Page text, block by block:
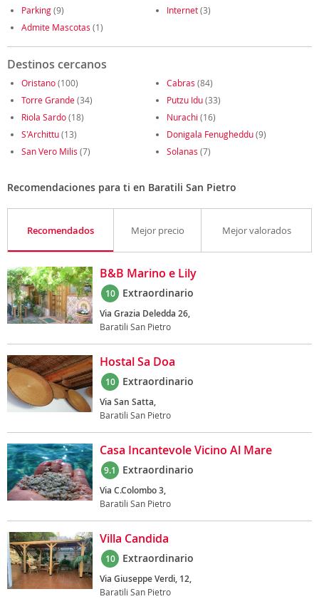
Parking(9) Internet(3)
Admite Mascotas (1)
Destinos cercanos
Oristano(100) Cabras (84)
Torre Grande(34) Putzu Idu(33)
Riola Sardo(18) Nurachi (16)
S'Archittu(13) Donigala Fenugheddu(9)
San Vero Milis (7) Solanas (7)
Recomendaciones para ti en Baratili San Pietro
Recomendados Mejor precio Mejor valorados
B&B Marino e Lily
10 Extraordinario
Via Grazia Deledda 26,
Baratili San Pietro
Hostal Sa Doa
10 Extraordinario
Via San Satta,
Baratili San Pietro
Casa Incantevole Vicino Al Mare
9.1 Extraordinario
Via C.Colombo 3,
Baratili San Pietro
Villa Candida
10 Extraordinario
Via Giuseppe Verdi, 12,
Baratili San Pietro